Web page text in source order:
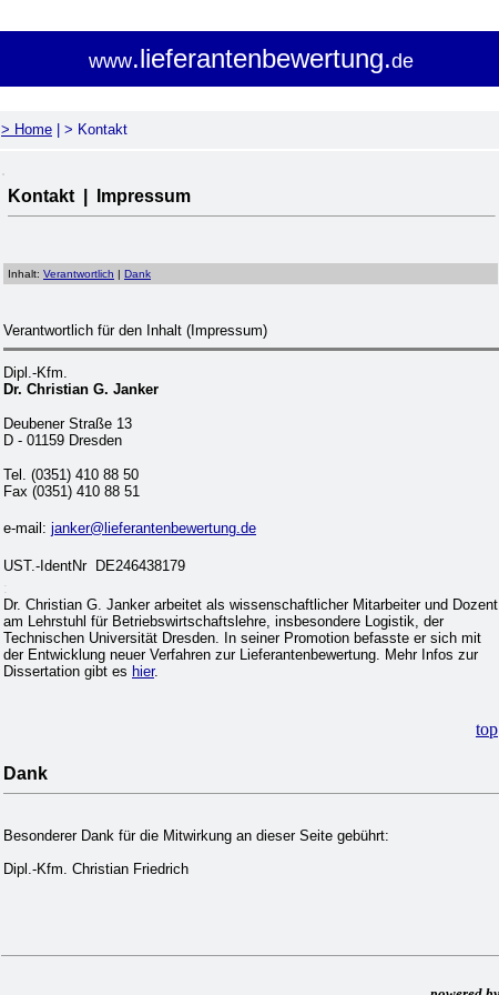
www.lieferantenbewertung.de
> Home > Kontakt
.
Kontakt | Impressum
Inhalt: Verantwortlich | Dank
Verantwortlich für den Inhalt (Impressum)
Dipl.-Kfm.
Dr. Christian G. Janker
Deubener Straße 13
D - 01159 Dresden
Tel. (0351) 410 88 50
Fax (0351) 410 88 51
e-mail: janker@lieferantenbewertung.de
UST.-IdentNr
DE246438179
:
Dr. Christian G. Janker arbeitet als wissenschaftlicher Mitarbeiter und Dozent
am Lehrstuhl für Betriebswirtschaftslehre, insbesondere Logistik, der
Technischen Universität Dresden. In seiner Promotion befasste er sich mit
der Entwicklung neuer Verfahren zur Lieferantenbewertung. Mehr Infos zur
Dissertation gibt es hier.
top
Dank
Besonderer Dank für die Mitwirkung an dieser Seite gebührt:
Dipl.-Kfm. Christian Friedrich